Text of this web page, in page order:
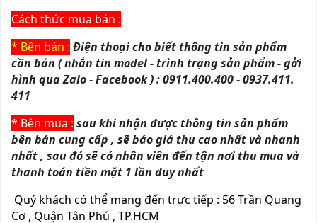
Cách thức mua bán :
* Bên bán : Điện thoại cho biết thông tin sản phẩm
cần bán ( nhắn tin model - trình trạng sản phẩm - gởi
hình qua Zalo - Facebook ) : 0911.400.400 - 0937.411.
411
* Bên mua : sau khi nhận được thông tin sản phẩm
bên bán cung cấp , sẽ báo giá thu cao nhất và nhanh
nhất , sau đó sẽ có nhân viên đến tận nơi thu mua và
thanh toán tiền mặt 1 lần duy nhất
Quý khách có thể mang đến trực tiếp : 56 Trần Quang
Cơ , Quận Tân Phú , TP.HCM